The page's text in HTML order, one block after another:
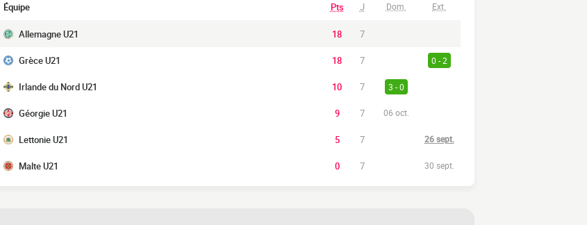
Équipe Pts J Dom. Ext.
Allemagne U21 18 7
Grèce U21 18 7 0 - 2
Irlande du Nord U21 10 7 3 - 0
Géorgie U21 9 7 06 oct.
Lettonie U21 5 7 26 sept.
Malte U21 0 7 30 sept.